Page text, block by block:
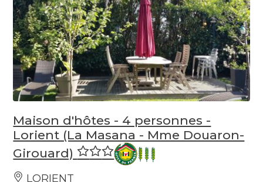
Maison d'hôtes - 4 personnes -
Lorient (La Masana - Mme Douaron-
Girouard)
LORIENT